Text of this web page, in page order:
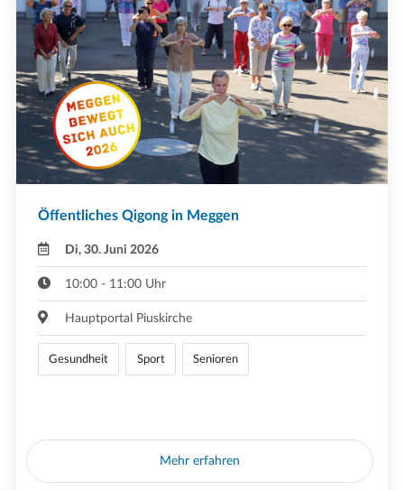
Öffentliches Qigong in Meggen
Di, 30. Juni 2026
10:00 - 11:00 Uhr
Hauptportal Piuskirche
Gesundheit Sport Senioren
Mehr erfahren